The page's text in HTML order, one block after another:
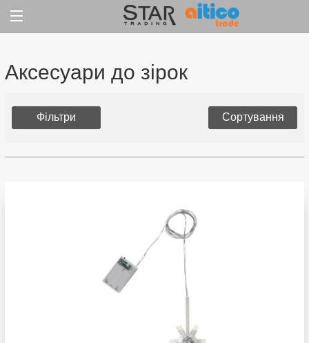
Jump
Аксесуари до зірок
Фільтри Сортування